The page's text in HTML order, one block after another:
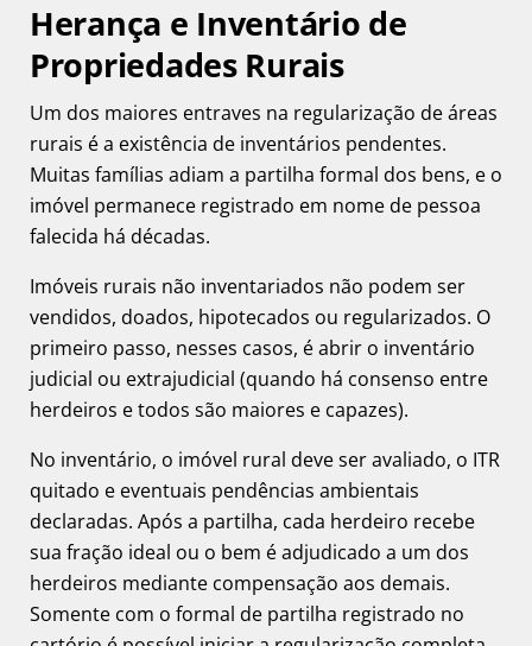
Herança e Inventário de
Propriedades Rurais
Um dos maiores entraves na regularização de áreas
rurais é a existência de inventários pendentes.
Muitas famílias adiam a partilha formal dos bens, e o
imóvel permanece registrado em nome de pessoa
falecida há décadas.
Imóveis rurais não inventariados não podem ser
vendidos, doados, hipotecados ou regularizados. O
primeiro passo, nesses casos, é abrir o inventário
judicial ou extrajudicial (quando há consenso entre
herdeiros e todos são maiores e capazes).
No inventário, o imóvel rural deve ser avaliado, o ITR
quitado e eventuais pendências ambientais
declaradas. Após a partilha, cada herdeiro recebe
sua fração ideal ou o bem é adjudicado a um dos
herdeiros mediante compensação aos demais.
Somente com o formal de partilha registrado no